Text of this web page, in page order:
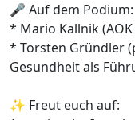
🎤 Auf dem Podium:
* Mario Kallnik
* Torsten Gründler
Gesundheit als
✨ Freut euch auf: